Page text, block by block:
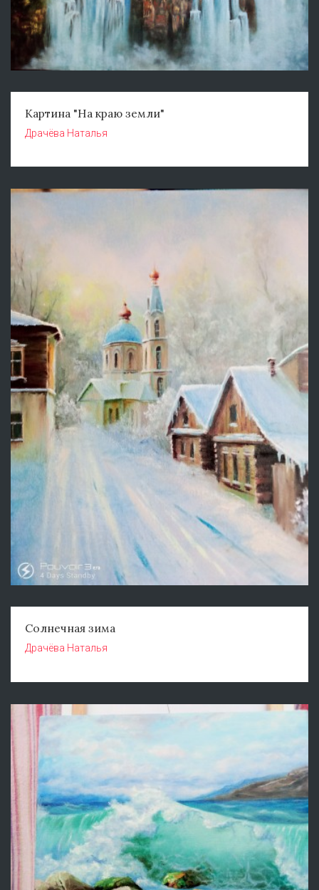
Картина "На краю земли"
Драчёва Наталья
Солнечная зима
Драчёва Наталья